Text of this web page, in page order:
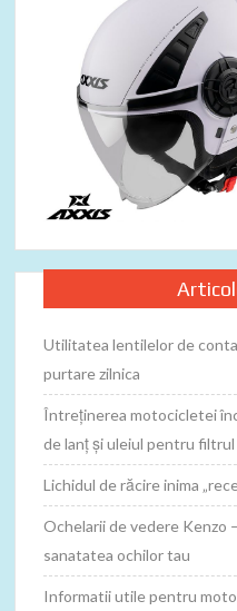
Utilitatea lentilelor de
purtare zilnica
Întreținerea motocicletei
de lanț și uleiul pentru
Lichidul de răcire inima
Ochelarii de vedere Kenzo
sanatatea ochilor tau
Informatii utile pentru